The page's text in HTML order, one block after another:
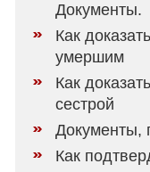
Документы.
Как
умершим
Как
сестрой
Документы,
Как